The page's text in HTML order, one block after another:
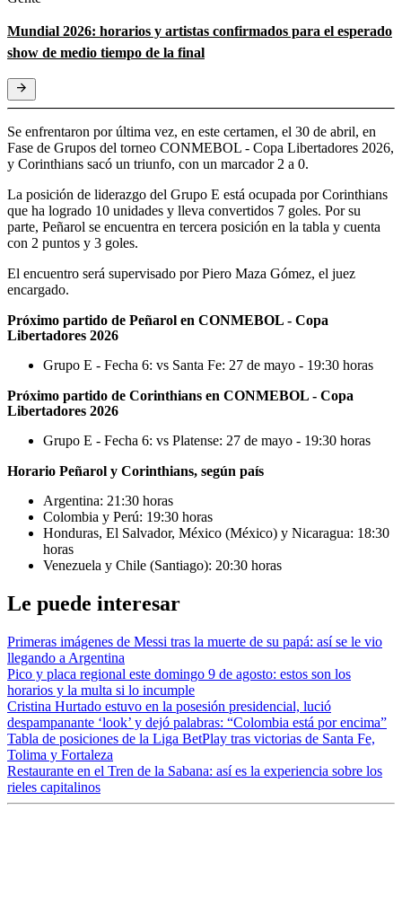
Mundial 2026: horarios y artistas confirmados para el esperado
show de medio tiempo de la final
Se enfrentaron por última vez, en este certamen, el 30 de abril, en
Fase de Grupos del torneo CONMEBOL - Copa Libertadores 2026,
y Corinthians sacó un triunfo, con un marcador 2 a 0.
La posición de liderazgo del Grupo E está ocupada por Corinthians
que ha logrado 10 unidades y lleva convertidos 7 goles. Por su
parte, Peñarol se encuentra en tercera posición en la tabla y cuenta
con 2 puntos y 3 goles.
El encuentro será supervisado por Piero Maza Gómez, el juez
encargado.
Próximo partido de Peñarol en CONMEBOL - Copa
Libertadores 2026
Grupo E - Fecha 6: vs Santa Fe: 27 de mayo - 19:30 horas
Próximo partido de Corinthians en CONMEBOL - Copa
Libertadores 2026
Grupo E - Fecha 6: vs Platense: 27 de mayo - 19:30 horas
Horario Peñarol y Corinthians, según país
Argentina: 21:30 horas
Colombia y Perú: 19:30 horas
Honduras, El Salvador, México (México) y Nicaragua: 18:30
horas
Venezuela y Chile (Santiago): 20:30 horas
Le puede interesar
Primeras imágenes de Messi tras la muerte de su papá: así se le vio
llegando a Argentina
Pico y placa regional este domingo 9 de agosto: estos son los
horarios y la multa si lo incumple
Cristina Hurtado estuvo en la posesión presidencial, lució
despampanante ‘look’ y dejó palabras: “Colombia está por encima”
Tabla de posiciones de la Liga BetPlay tras victorias de Santa Fe,
Tolima y Fortaleza
Restaurante en el Tren de la Sabana: así es la experiencia sobre los
rieles capitalinos